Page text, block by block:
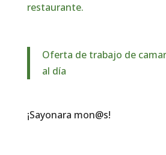
restaurante.
Oferta de trabajo de
al día
¡Sayonara mon@s!